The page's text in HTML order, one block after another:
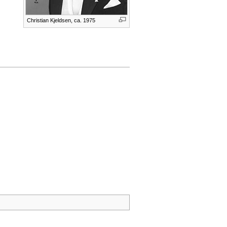
Christian Kjeldsen, ca. 1975